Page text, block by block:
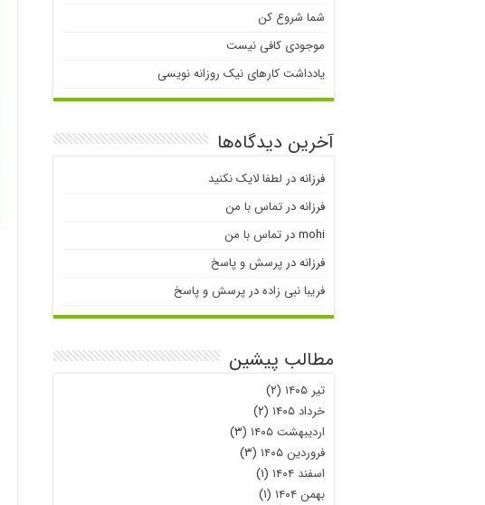
شما شروع کن
موجودی کافی نیست
یادداشت کارهای نیک روزانه نویسی
آخرین دیدگاه‌ها
فرزانهدر لطفا لایک نکنید
فرزانهدر تماس با من
mohiدر تماس با من
فرزانهدر پرسش و پاسخ
فریبا نبی زادهدر پرسش و پاسخ
مطالب پیشین
تیر ۱۴۰۵
(۲)
خرداد ۱۴۰۵
(۲)
اردیبهشت ۱۴۰۵
(۳)
فروردین ۱۴۰۵
(۳)
اسفند ۱۴۰۴
(۱)
بهمن ۱۴۰۴
(۱)